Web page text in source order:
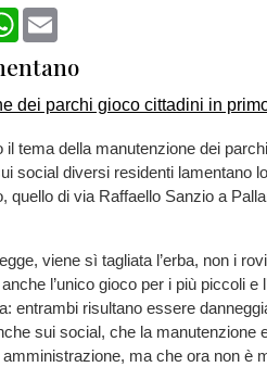
WhatsApp
il tema della manutenzione dei
social diversi residenti lamentano
quello di via Raffaello Sanzio a
viene sì tagliata l’erba, non i
l’unico gioco per i più piccoli e
entrambi risultano essere
sui social, che la manutenzione
ma che ora non è